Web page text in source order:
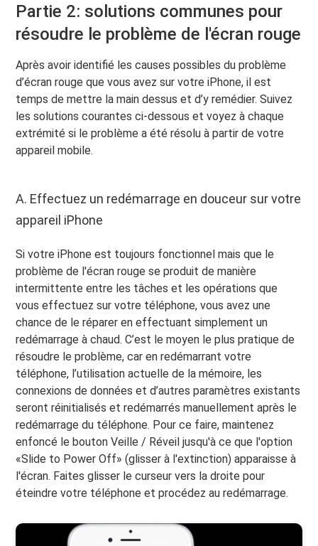
Partie 2: solutions communes pour
résoudre le problème de l'écran rouge
Après avoir identifié les causes possibles du problème
d’écran rouge que vous avez sur votre iPhone, il est
temps de mettre la main dessus et d’y remédier. Suivez
les solutions courantes ci-dessous et voyez à chaque
extrémité si le problème a été résolu à partir de votre
appareil mobile.
A. Effectuez un redémarrage en douceur sur votre
appareil iPhone
Si votre iPhone est toujours fonctionnel mais que le
problème de l'écran rouge se produit de manière
intermittente entre les tâches et les opérations que
vous effectuez sur votre téléphone, vous avez une
chance de le réparer en effectuant simplement un
redémarrage à chaud. C’est le moyen le plus pratique de
résoudre le problème, car en redémarrant votre
téléphone, l’utilisation actuelle de la mémoire, les
connexions de données et d’autres paramètres existants
seront réinitialisés et redémarrés manuellement après le
redémarrage du téléphone. Pour ce faire, maintenez
enfoncé le bouton Veille / Réveil jusqu'à ce que l'option
«Slide to Power Off» (glisser à l'extinction) apparaisse à
l'écran. Faites glisser le curseur vers la droite pour
éteindre votre téléphone et procédez au redémarrage.